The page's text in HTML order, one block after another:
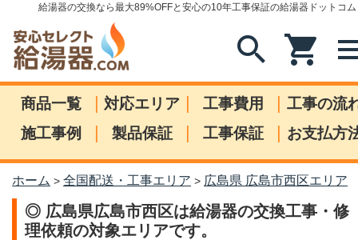
給湯器の交換なら最大89%OFFと安心の10年工事保証の給湯器ドットコム
search shopping_cart
商品一覧 | 対応エリア | 工事費用 | 工事の流
施工事例
| 製品保証 | 工事保証 | お支払方
ホーム > 全国配送・工事エリア > 広島県 広島市西区エリア
◎ 広島県広島市西区は給湯器の交換工事・修
理依頼の対象エリアです。